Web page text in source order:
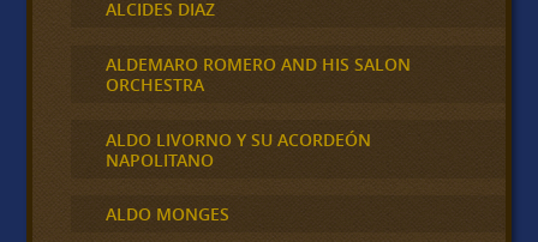
ALCIDES DIAZ
ALDEMARO ROMERO AND HIS SALON
ORCHESTRA
ALDO LIVORNO Y SU ACORDEÓN
NAPOLITANO
ALDO MONGES